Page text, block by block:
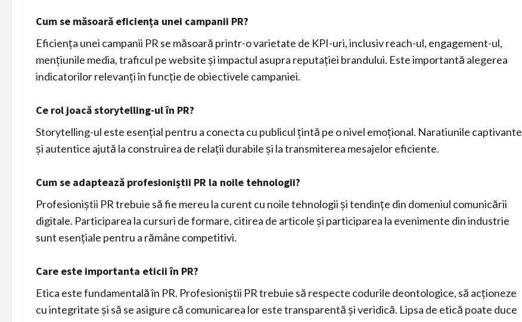
Cum se măsoară eficiența unei campanii PR?
Eficiența unei campanii PR se măsoară printr-o varietate de KPI-uri, inclusiv reach-ul, engagement-ul,
mențiunile media, traficul pe website și impactul asupra reputației brandului. Este importantă alegerea
indicatorilor relevanți în funcție de obiectivele campaniei.
Ce rol joacă storytelling-ul în PR?
Storytelling-ul este esențial pentru a conecta cu publicul țintă pe o nivel emoțional. Naratiunile captivante
și autentice ajută la construirea de relații durabile și la transmiterea mesajelor eficiente.
Cum se adaptează profesioniștii PR la noile tehnologii?
Profesioniștii PR trebuie să fie mereu la curent cu noile tehnologii și tendințe din domeniul comunicării
digitale. Participarea la cursuri de formare, citirea de articole și participarea la evenimente din industrie
sunt esențiale pentru a rămâne competitivi.
Care este importanta eticii în PR?
Etica este fundamentală în PR. Profesioniștii PR trebuie să respecte codurile deontologice, să acționeze
cu integritate și să se asigure că comunicarea lor este transparentă și veridică. Lipsa de etică poate duce